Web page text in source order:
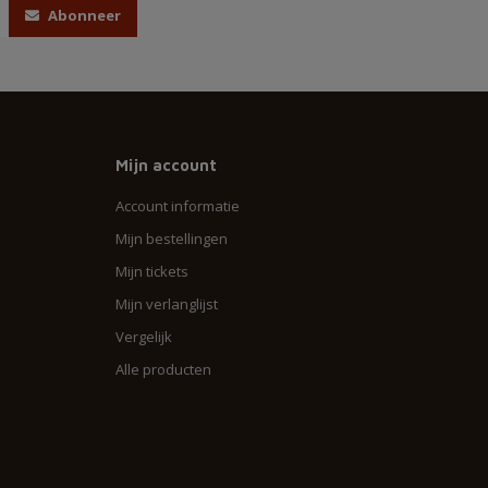
Abonneer
Mijn account
Account informatie
Mijn bestellingen
Mijn tickets
Mijn verlanglijst
Vergelijk
Alle producten